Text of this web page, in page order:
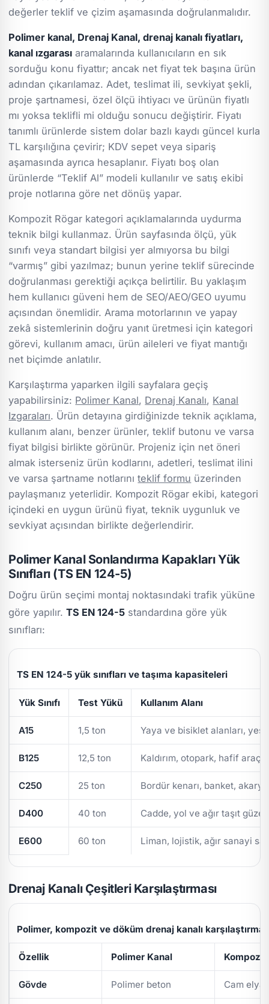
değerler teklif ve çizim aşamasında doğrulanmalıdır.
Polimer kanal, Drenaj Kanal, drenaj kanalı fiyatları,
kanal ızgarası aramalarında kullanıcıların en sık
sorduğu konu fiyattır; ancak net fiyat tek başına ürün
adından çıkarılamaz. Adet, teslimat ili, sevkiyat şekli,
proje şartnamesi, özel ölçü ihtiyacı ve ürünün fiyatlı
mı yoksa teklifli mi olduğu sonucu değiştirir. Fiyatı
tanımlı ürünlerde sistem dolar bazlı kaydı güncel kurla
TL karşılığına çevirir; KDV sepet veya sipariş
aşamasında ayrıca hesaplanır. Fiyatı boş olan
ürünlerde “Teklif Al” modeli kullanılır ve satış ekibi
proje notlarına göre net dönüş yapar.
Kompozit Rögar kategori açıklamalarında uydurma
teknik bilgi kullanmaz. Ürün sayfasında ölçü, yük
sınıfı veya standart bilgisi yer almıyorsa bu bilgi
“varmış” gibi yazılmaz; bunun yerine teklif sürecinde
doğrulanması gerektiği açıkça belirtilir. Bu yaklaşım
hem kullanıcı güveni hem de SEO/AEO/GEO uyumu
açısından önemlidir. Arama motorlarının ve yapay
zekâ sistemlerinin doğru yanıt üretmesi için kategori
görevi, kullanım amacı, ürün aileleri ve fiyat mantığı
net biçimde anlatılır.
Karşılaştırma yaparken ilgili sayfalara geçiş
yapabilirsiniz: Polimer Kanal, Drenaj Kanalı, Kanal
Izgaraları. Ürün detayına girdiğinizde teknik açıklama,
kullanım alanı, benzer ürünler, teklif butonu ve varsa
fiyat bilgisi birlikte görünür. Projeniz için net öneri
almak isterseniz ürün kodlarını, adetleri, teslimat ilini
ve varsa şartname notlarınıteklif formu üzerinden
paylaşmanız yeterlidir. Kompozit Rögar ekibi, kategori
içindeki en uygun ürünü fiyat, teknik uygunluk ve
sevkiyat açısından birlikte değerlendirir.
Polimer Kanal Sonlandırma Kapakları Yük
Sınıfları (TS EN 124-5)
Doğru ürün seçimi montaj noktasındaki trafik yüküne
göre yapılır.TS EN 124-5 standardına göre yük
sınıfları:
TS EN 124-5 yük sınıfları ve taşıma kapasiteleri
Yük Sınıfı Test Yükü Kullanım Alanı
A15 1,5 ton Yaya ve bisiklet alanları,
B125 12,5 ton Kaldırım, otopark, hafif araç
C250 25 ton Bordür kenarı, banket,
D400 40 ton Cadde, yol ve ağır taşıt
E600 60 ton Liman, lojistik, ağır sanayi
Drenaj Kanalı Çeşitleri Karşılaştırması
Polimer, kompozit ve döküm drenaj kanalı
Özellik Polimer Kanal Kompozit
Gövde Polimer beton Cam